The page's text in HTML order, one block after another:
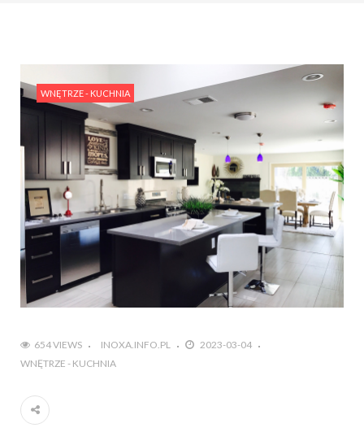
#Projektowanie wnętrz w stylu retro: Powrót do
vintage i nostalgii
WNĘTRZE - KUCHNIA
654 VIEWS INOXA.INFO.PL
2023-03-04
WNĘTRZE - KUCHNIA